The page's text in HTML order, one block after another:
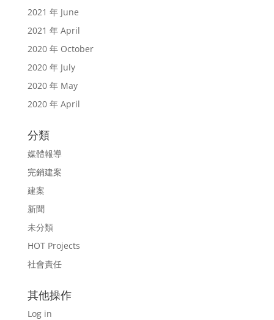
2021 年 June
2021 年 April
2020 年 October
2020 年 July
2020 年 May
2020 年 April
分類
媒體報導
完銷建案
建案
新聞
未分類
HOT Projects
社會責任
其他操作
Log in